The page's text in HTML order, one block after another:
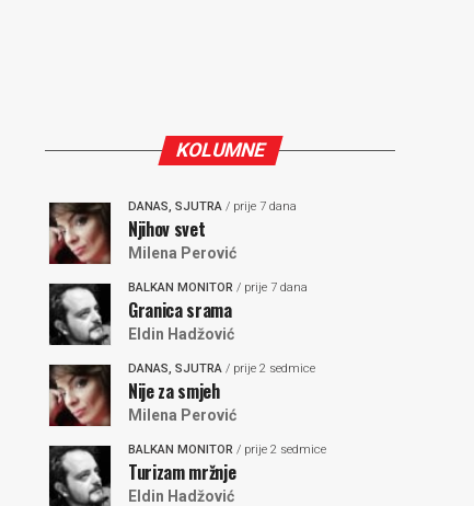
KOLUMNE
DANAS, SJUTRA / prije 7 dana
Njihov svet
Milena Perović
BALKAN MONITOR / prije 7 dana
Granica srama
Eldin Hadžović
DANAS, SJUTRA / prije 2 sedmice
Nije za smjeh
Milena Perović
BALKAN MONITOR / prije 2 sedmice
Turizam mržnje
Eldin Hadžović